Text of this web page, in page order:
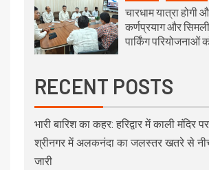
चारधाम यात्रा होगी
कर्णप्रयाग और
पार्किंग परियोजनाओं
RECENT POSTS
भारी बारिश का कहर: हरिद्वार में काली मंदिर
श्रीनगर में अलकनंदा का जलस्तर खतरे से
जारी